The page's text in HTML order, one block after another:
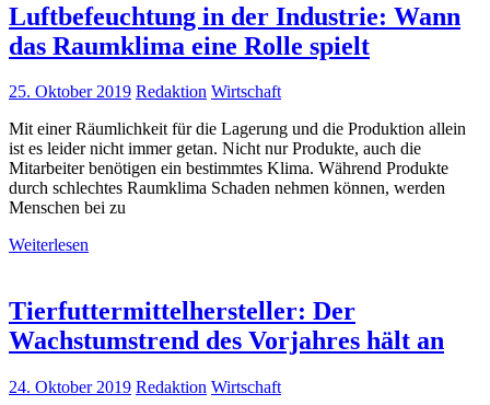
Luftbefeuchtung in der Industrie: Wann
das Raumklima eine Rolle spielt
25. Oktober 2019 Redaktion Wirtschaft
Mit einer Räumlichkeit für die Lagerung und die Produktion allein
ist es leider nicht immer getan. Nicht nur Produkte, auch die
Mitarbeiter benötigen ein bestimmtes Klima. Während Produkte
durch schlechtes Raumklima Schaden nehmen können, werden
Menschen bei zu
Weiterlesen
Tierfuttermittelhersteller: Der
Wachstumstrend des Vorjahres hält an
24. Oktober 2019 Redaktion Wirtschaft